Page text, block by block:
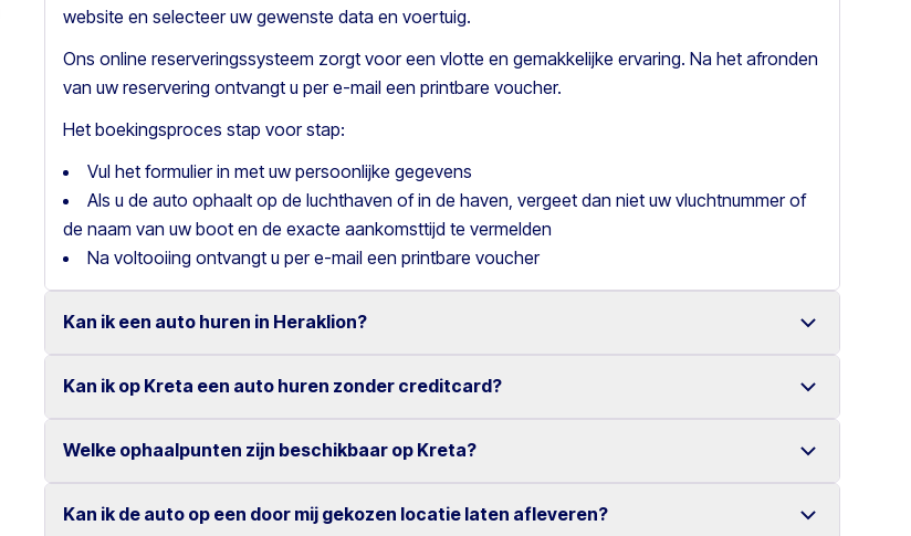
website en selecteer uw gewenste data en voertuig.
Ons online reserveringssysteem zorgt voor een vlotte en gemakkelijke ervaring. Na het afronden
van uw reservering ontvangt u per e-mail een printbare voucher.
Het boekingsproces stap voor stap:
Vul het formulier in met uw persoonlijke gegevens
Als u de auto ophaalt op de luchthaven of in de haven, vergeet dan niet uw vluchtnummer of
de naam van uw boot en de exacte aankomsttijd te vermelden
Na voltooiing ontvangt u per e-mail een printbare voucher
Kan ik een auto huren in Heraklion?
Ja, wij bieden autoverhuur in Heraklion met een ruime keuze aan betrouwbare voertuigen.
Onze concurrerende tarieven en eenvoudige online reservering maken het huren van een auto
Kan ik op Kreta een auto huren zonder creditcard?
Ja, bij Motor Plan kunt u een auto huren zonder creditcard.
Dankzij onze flexibele betaalmogelijkheden geniet u van een zorgeloze huurervaring.
Welke ophaalpunten zijn beschikbaar op Kreta?
U kunt uw huurauto ophalen en inleveren op verschillende locaties verspreid over Kreta.
Kan ik de auto op een door mij gekozen locatie laten afleveren?